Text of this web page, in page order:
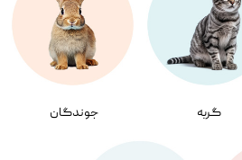
گربه جوندگان